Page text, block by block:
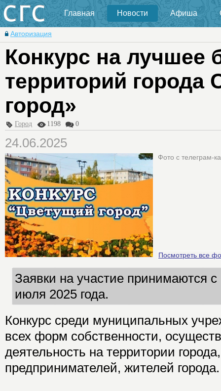
Главная Новости Афиша
Авторизация
Конкурс на лучшее
территорий города
город»
Город 1198 0
24.06.2025
Фото с телеграм-
Посмотреть все
Заявки на участие принимаются
июля 2025 года.
Конкурс среди муниципальных
всех форм собственности,
деятельность на территории
предпринимателей, жителей города.